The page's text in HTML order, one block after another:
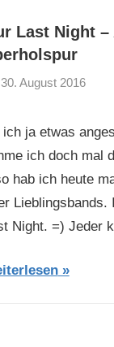
Last Night
30. August 2016
ich ja etwas
ich doch mal
hab ich heute
Night. =) Jeder